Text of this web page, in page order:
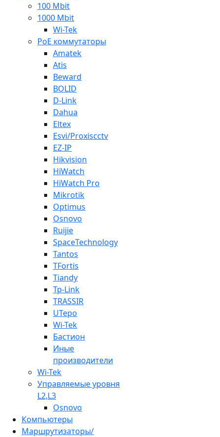
100 Mbit
1000 Mbit
Wi-Tek
PoE коммутаторы
Amatek
Atis
Beward
BOLID
D-Link
Dahua
Eltex
Esvi/Proxiscctv
EZ-IP
Hikvision
HiWatch
HiWatch Pro
Mikrotik
Optimus
Osnovo
Ruijie
SpaceTechnology
Tantos
TFortis
Tiandy
Tp-Link
TRASSIR
UTepo
Wi-Tek
Бастион
Иные
производители
Wi-Tek
Управляемые уровня
L2,L3
Osnovo
Компьютеры
Маршрутизаторы/